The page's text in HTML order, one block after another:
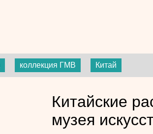
коллекция ГМВ Китай
Китайские
музея